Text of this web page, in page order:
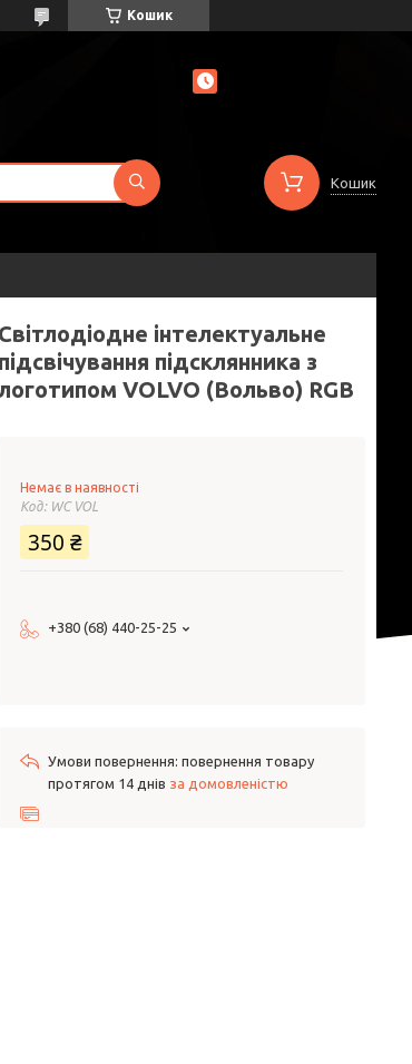
Кошик
Кошик
Світлодіодне інтелектуальне
підсвічування підсклянника з
VOLVO (Вольво) RGB
Немає в наявності
Код: WC VOL
350 ₴
+380 (68) 440-25-25
повернення товару
протягом 14 днів за домовленістю